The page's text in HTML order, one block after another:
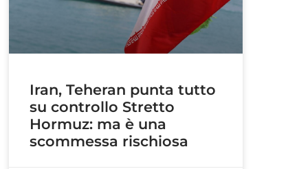
Iran, Teheran punta tutto
su controllo Stretto
Hormuz: ma è una
scommessa rischiosa